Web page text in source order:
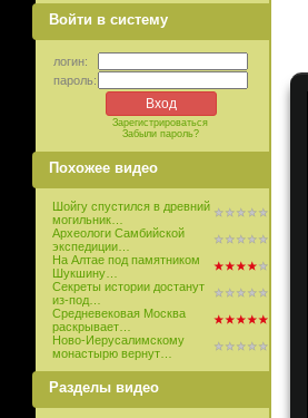
Войти в систему
логин:
пароль:
Зарегистрироваться
Забыли пароль?
Похожее видео
Шойгу спустился в древний
могильник…
Археологи Самбийской
экспедиции…
На Алтае под памятником
Шукшину…
Секреты истории достанут
из-под…
Средневековая Москва
раскрывает…
Ново-Иерусалимскому
монастырю вернут…
Разделы видео